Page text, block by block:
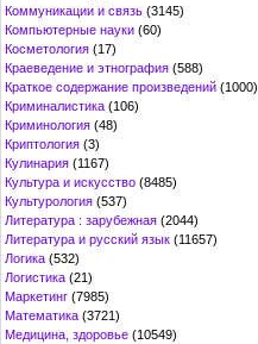
Коммуникации и связь (3145)
Компьютерные науки (60)
Косметология (17)
Краеведение и этнография (588)
Краткое содержание произведений (1000)
Криминалистика (106)
Криминология (48)
Криптология (3)
Кулинария (1167)
Культура и искусство (8485)
Культурология (537)
Литература : зарубежная (2044)
Литература и русский язык (11657)
Логика (532)
Логистика (21)
Маркетинг (7985)
Математика (3721)
Медицина, здоровье (10549)